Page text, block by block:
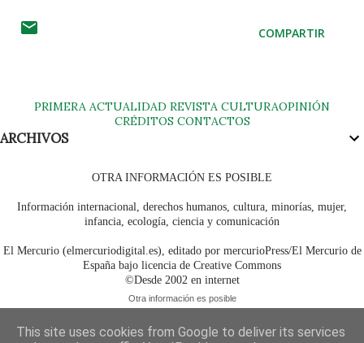
COMPARTIR
PRIMERA ACTUALIDAD REVISTA CULTURAOPINIÓN
CRÉDITOSCONTACTOS
ARCHIVOS
OTRA INFORMACIÓN ES POSIBLE
Información internacional, derechos humanos, cultura, minorías, mujer,
infancia, ecología, ciencia y comunicación
El Mercurio (elmercuriodigital.es), editado por mercurioPress/El Mercurio de
España bajo licencia de Creative Commons
©Desde 2002 en internet
Otra información es posible
This site uses cookies from Google to deliver its services